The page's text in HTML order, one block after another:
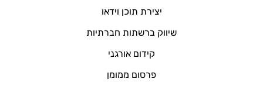
יצירת תוכן וידאו
שיווק ברשתות חברתיות
קידום אורגני
פרסום ממומן